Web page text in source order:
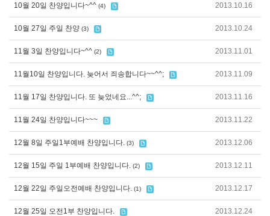
10월 20일 찬양입니다~^^ (4) 2013.10.16
10월 27일 주일 찬양 (3) 2013.10.24
11월 3일 찬양입니다~^^ (2) 2013.11.01
11월10일 찬양입니다. 늦어서 죄송합니다~~^^; 2013.11.09
11월 17일 찬양입니다. 또 늦었네요...^^; 2013.11.16
11월 24일 찬양입니다~~~ 2013.11.22
12월 8일 주일1부예배 찬양입니다. (3) 2013.12.06
12월 15일 주일 1부예배 찬양입니다. (2) 2013.12.11
12월 22일 주일오전예배 찬양입니다. (1) 2013.12.17
12월 25일 오전1부 찬양입니다. 2013.12.24